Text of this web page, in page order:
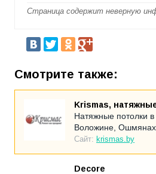
Страница содержит неверную
Смотрите также:
Krismas,
Натяжные потолки
Воложине,
Сайт: krismas.by
Decore